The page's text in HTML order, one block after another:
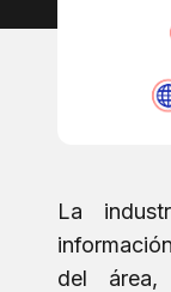
La
del